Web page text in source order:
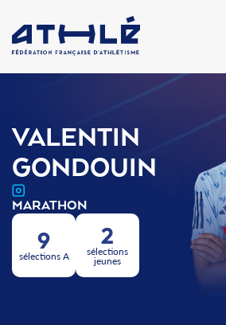
VALENTIN
GONDOUIN
MARATHON
9
sélections A
2
sélections
jeunes